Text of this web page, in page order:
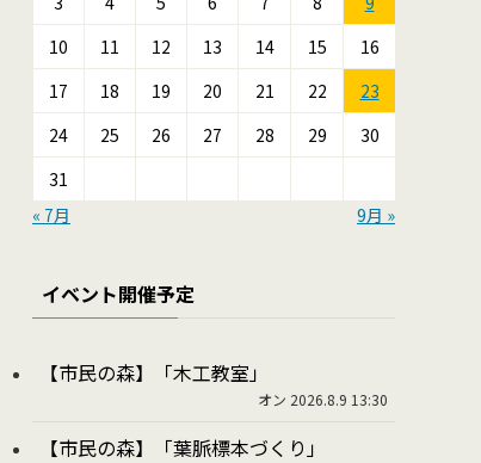
10
11 12 13 14 15
16
17
18 19 20 21 22
23
24
25 26 27 28 29
30
31
« 7月
9月 »
イベント開催予定
【市民の森】「木工教室」
オン 2026.8.9 13:30
【市民の森】「葉脈標本づくり」